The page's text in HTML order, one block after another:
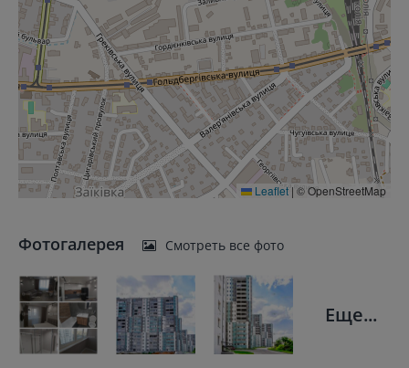
Leaflet | © OpenStreetMap
Фотогалерея Смотреть все фото
Еще...